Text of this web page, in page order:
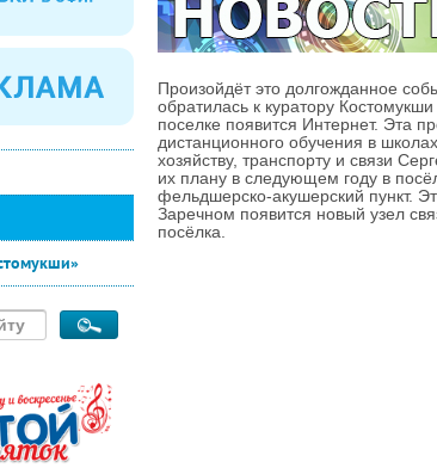
Произойдёт это долгожданное
обратилась к куратору
поселке появится Интернет. Эта
дистанционного обучения в
хозяйству, транспорту и связи
их плану в следующем году в
фельдшерско-акушерский пункт.
Заречном появится новый узел
посёлка.